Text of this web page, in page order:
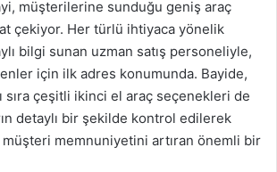
müşterilerine sunduğu geniş araç
çekiyor. Her türlü ihtiyaca yönelik
bilgi sunan uzman satış personeliyle,
için ilk adres konumunda. Bayide,
sıra çeşitli ikinci el araç seçenekleri de
detaylı bir şekilde kontrol edilerek
müşteri memnuniyetini artıran önemli bir